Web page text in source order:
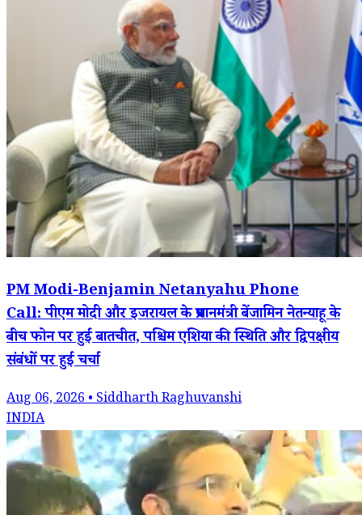
PM Modi-Benjamin Netanyahu Phone
Call: पीएम मोदी और इजरायल के प्रधानमंत्री बेंजामिन नेतन्याहू के
बीच फोन पर हुई बातचीत, पश्चिम एशिया की स्थिति और द्विपक्षीय
संबंधों पर हुई चर्चा
Aug 06, 2026 • Siddharth Raghuvanshi
INDIA